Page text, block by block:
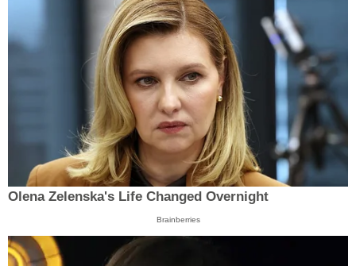
Olena Zelenska's Life Changed Overnight
Brainberries